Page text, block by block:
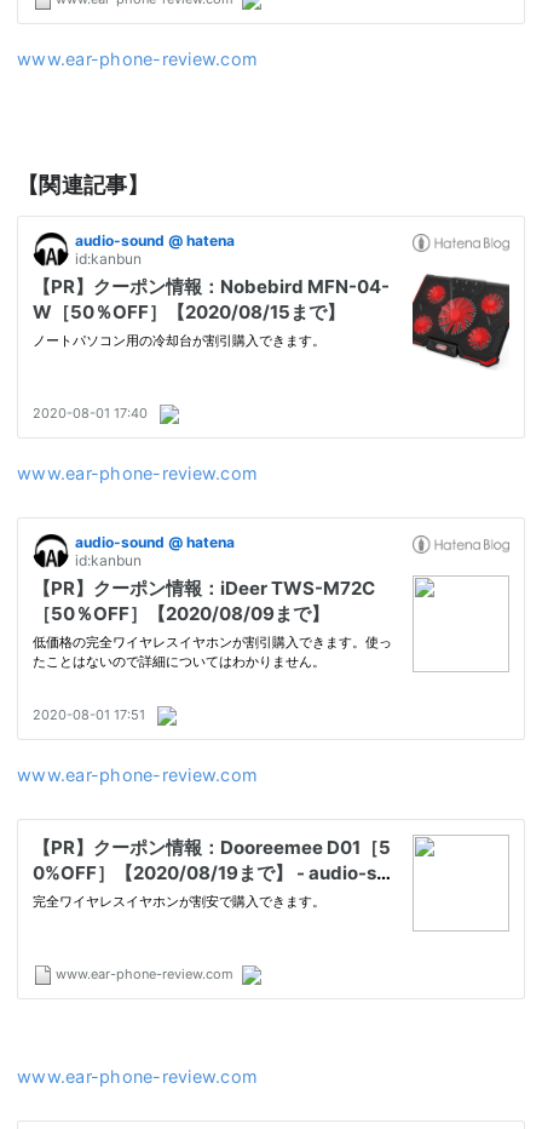
www.ear-phone-review.com
【関連記事】
www.ear-phone-review.com
www.ear-phone-review.com
www.ear-phone-review.com